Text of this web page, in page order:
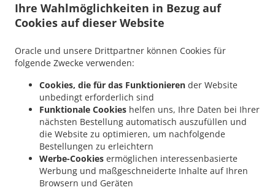
Ihre Wahlmöglichkeiten in Bezug auf
Cookies auf dieser Website
Oracle und unsere Drittpartner können Cookies für
folgende Zwecke verwenden:
Cookies, die für das Funktionieren der Website
unbedingt erforderlich sind
Funktionale Cookies helfen uns, Ihre Daten bei Ihrer
nächsten Bestellung automatisch auszufüllen und
die Website zu optimieren, um nachfolgende
Bestellungen zu erleichtern
Werbe-Cookies ermöglichen interessenbasierte
Werbung und maßgeschneiderte Inhalte auf Ihren
Browsern und Geräten
Taunusstein Eschenhahn
. Asiatisches Essen Lieferservice Taunusstein Neuhof
Asiatisches Essen Lieferservice Taunusstein Maisel
Asiatisches Essen Lieferservice Taunusstein Hambach
Niederlibbach
. Asiatisches Essen Lieferservice Taunusstein . Asiatisches Essen
Lieferservice Bad Camberg Würges
Asiatisches Essen Lieferservice Bad Camberg
Wallrabenstein . Asiatisches Essen Lieferservice Bad Camberg Walsdorf
Asiatisches
Essen Lieferservice Bad Camberg
. Asiatisches Essen Lieferservice Eselsweide
Asiatisches Essen Lieferservice Hünfelden Ohren
Hünfelden Bechtheim
Asiatisches Essen Lieferservice Hünfelden
Asiatisches Essen
Lieferservice Eppstein Ehlhalten
. Asiatisches Essen Lieferservice Eppstein